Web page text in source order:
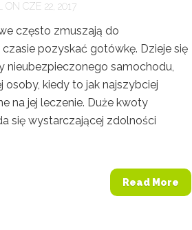
ON CZE 22, 2017
często zmuszają do
pozyskać gotówkę. Dzieje się
nieubezpieczonego samochodu,
kiedy to jak najszybciej
na jej leczenie. Duże kwoty
się wystarczającej zdolności
Read More